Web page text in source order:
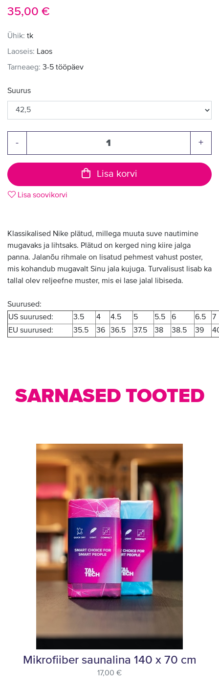
35,00 €
Ühik: tk
Laoseis: Laos
Tarneaeg: 3-5 tööpäev
Suurus
- +
Lisa korvi
Lisa soovikorvi
Klassikalised Nike plätud, millega muuta suve nautimine
mugavaks ja lihtsaks. Plätud on kerged ning kiire jalga
panna. Jalanõu rihmale on lisatud pehmest vahust poster,
mis kohandub mugavalt Sinu jala kujuga. Turvalisust lisab ka
tallal olev reljeefne muster, mis ei lase jalal libiseda.
Suurused:
US suurused:
3.5 4 4.5 5 5.5 6 6.5
7
EU suurused:
35.5 36 36.5 37.5 38 38.5 39
SARNASED TOOTED
Mikrofiiber saunalina 140 x 70 cm
17,00 €